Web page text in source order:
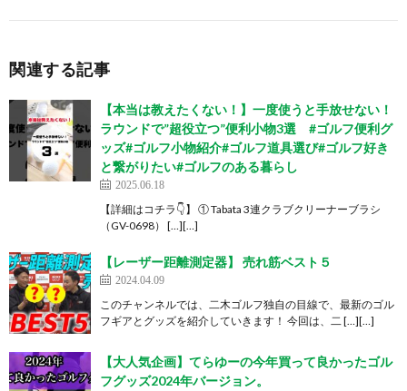
関連する記事
【本当は教えたくない！】一度使うと手放せない！
ラウンドで”超役立つ”便利小物3選 #ゴルフ便利グ
ッズ#ゴルフ小物紹介#ゴルフ道具選び#ゴルフ好き
と繋がりたい#ゴルフのある暮らし
2025.06.18
【詳細はコチラ👇】 ① Tabata 3連クラブクリーナーブラシ
（GV-0698） […][…]
【レーザー距離測定器】 売れ筋ベスト５
2024.04.09
このチャンネルでは、二木ゴルフ独自の目線で、最新のゴル
フギアとグッズを紹介していきます！ 今回は、二 […][…]
【大人気企画】てらゆーの今年買って良かったゴル
フグッズ2024年バージョン。